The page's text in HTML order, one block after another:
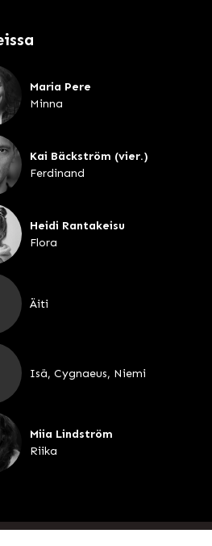
Maria Pere
Minna
Kai Bäckström (vier.)
Ferdinand
Heidi Rantakeisu
Flora
Äiti
Isä, Cygnaeus, Niemi
Miia Lindström
Riika